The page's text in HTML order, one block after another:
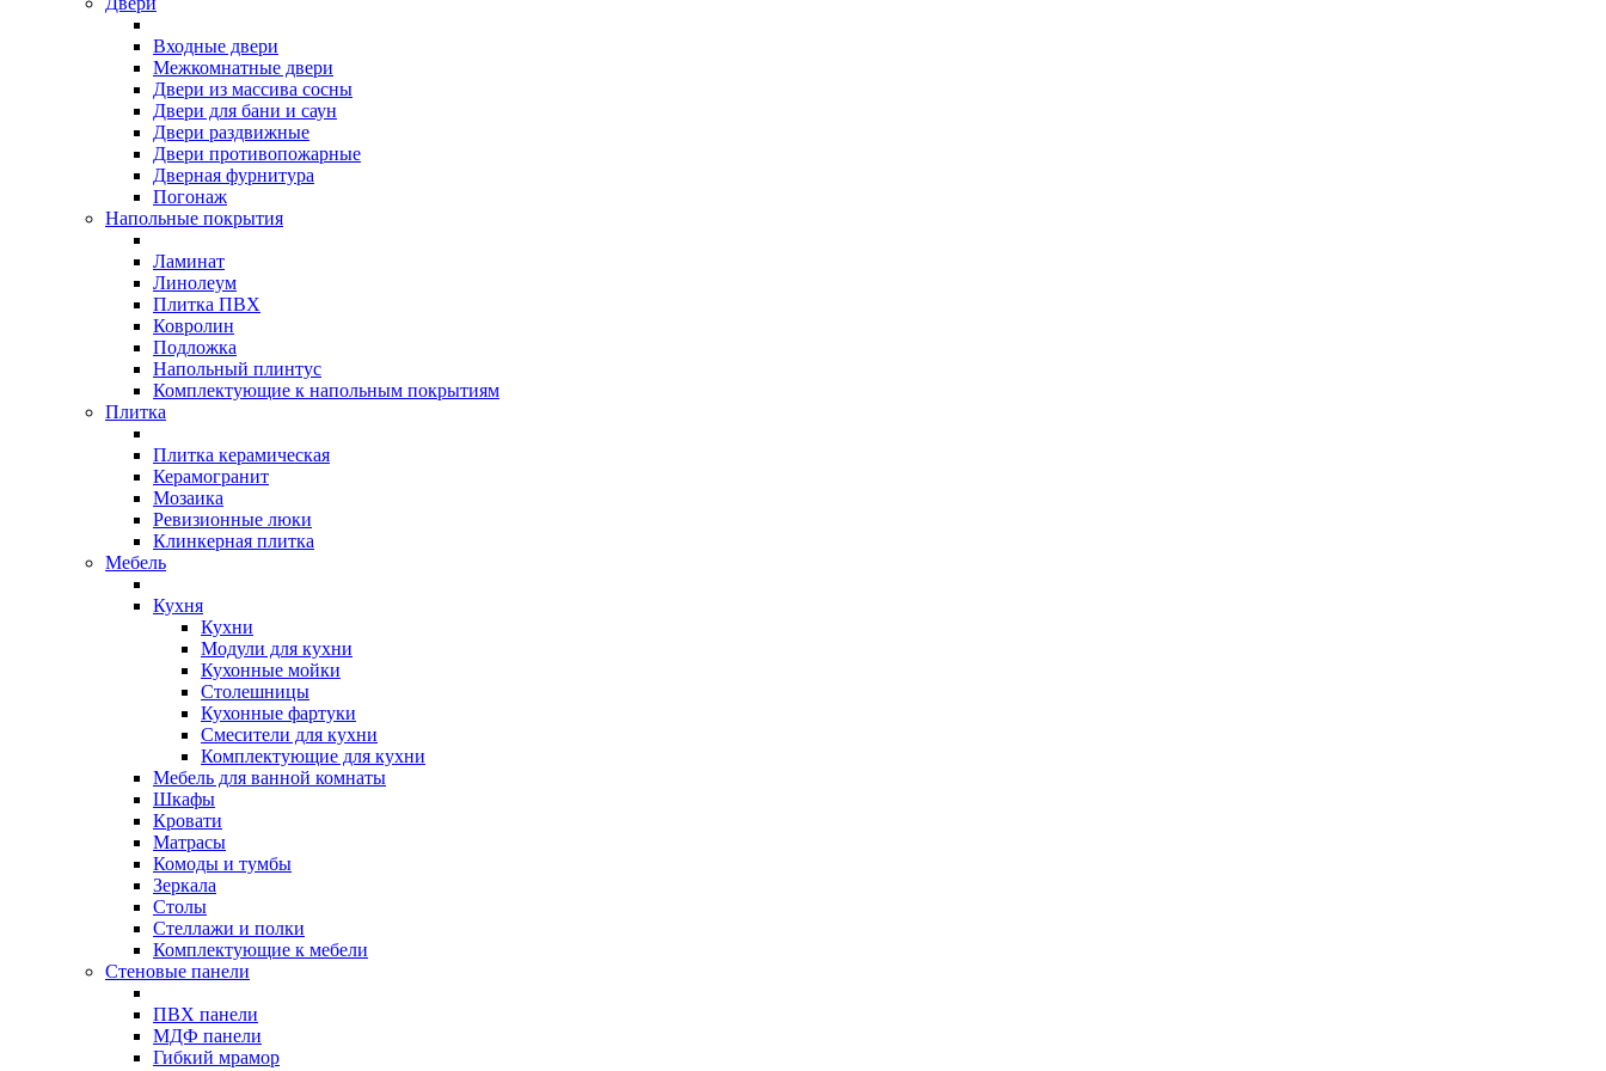
Входные двери
Межкомнатные двери
Двери из массива сосны
Двери для бани и саун
Двери раздвижные
Двери противопожарные
Дверная фурнитура
Погонаж
Напольные покрытия
Ламинат
Линолеум
Плитка ПВХ
Ковролин
Подложка
Напольный плинтус
Комплектующие к напольным покрытиям
Плитка
Плитка керамическая
Керамогранит
Мозаика
Ревизионные люки
Клинкерная плитка
Мебель
Кухня
Кухни
Модули для кухни
Кухонные мойки
Столешницы
Кухонные фартуки
Смесители для кухни
Комплектующие для кухни
Мебель для ванной комнаты
Шкафы
Кровати
Матрасы
Комоды и тумбы
Зеркала
Столы
Стеллажи и полки
Комплектующие к мебели
Стеновые панели
ПВХ панели
МДФ панели
Гибкий мрамор